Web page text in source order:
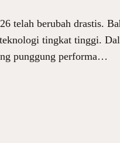
telah berubah drastis.
tingkat tinggi.
punggung performa…